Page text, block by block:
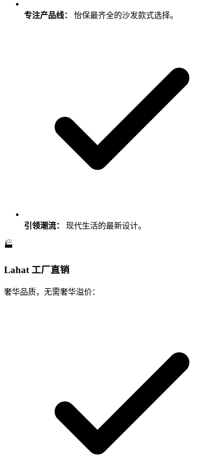
专注产品线： 怡保最齐全的沙发款式选择。
引领潮流： 现代生活的最新设计。
🏭
Lahat 工厂直销
奢华品质，无需奢华溢价：